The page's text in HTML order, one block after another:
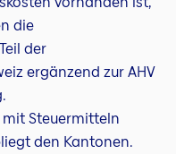
die
der
ergänzend zur AHV
Steuermitteln
den Kantonen.